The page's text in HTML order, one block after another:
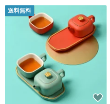
送料無料